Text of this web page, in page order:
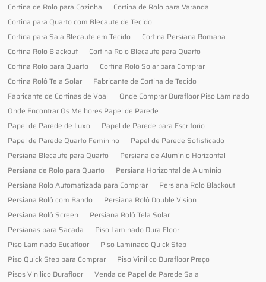
Cortina de Rolo para Cozinha
Cortina de Rolo para Varanda
Cortina para Quarto com Blecaute de Tecido
Cortina para Sala Blecaute em Tecido
Cortina Persiana Romana
Cortina Rolo Blackout
Cortina Rolo Blecaute para Quarto
Cortina Rolo para Quarto
Cortina Rolô Solar para Comprar
Cortina Rolô Tela Solar
Fabricante de Cortina de Tecido
Fabricante de Cortinas de Voal
Onde Comprar Durafloor Piso Laminado
Onde Encontrar Os Melhores Papel de Parede
Papel de Parede de Luxo
Papel de Parede para Escritorio
Papel de Parede Quarto Feminino
Papel de Parede Sofisticado
Persiana Blecaute para Quarto
Persiana de Alumínio Horizontal
Persiana de Rolo para Quarto
Persiana Horizontal de Alumínio
Persiana Rolo Automatizada para Comprar
Persiana Rolo Blackout
Persiana Rolô com Bando
Persiana Rolô Double Vision
Persiana Rolô Screen
Persiana Rolô Tela Solar
Persianas para Sacada
Piso Laminado Dura Floor
Piso Laminado Eucafloor
Piso Laminado Quick Step
Piso Quick Step para Comprar
Piso Vinilico Durafloor Preço
Pisos Vinilico Durafloor
Venda de Papel de Parede Sala